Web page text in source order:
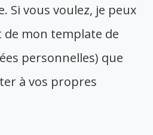
Si vous voulez, je peux
mon template de
personnelles) que
à vos propres